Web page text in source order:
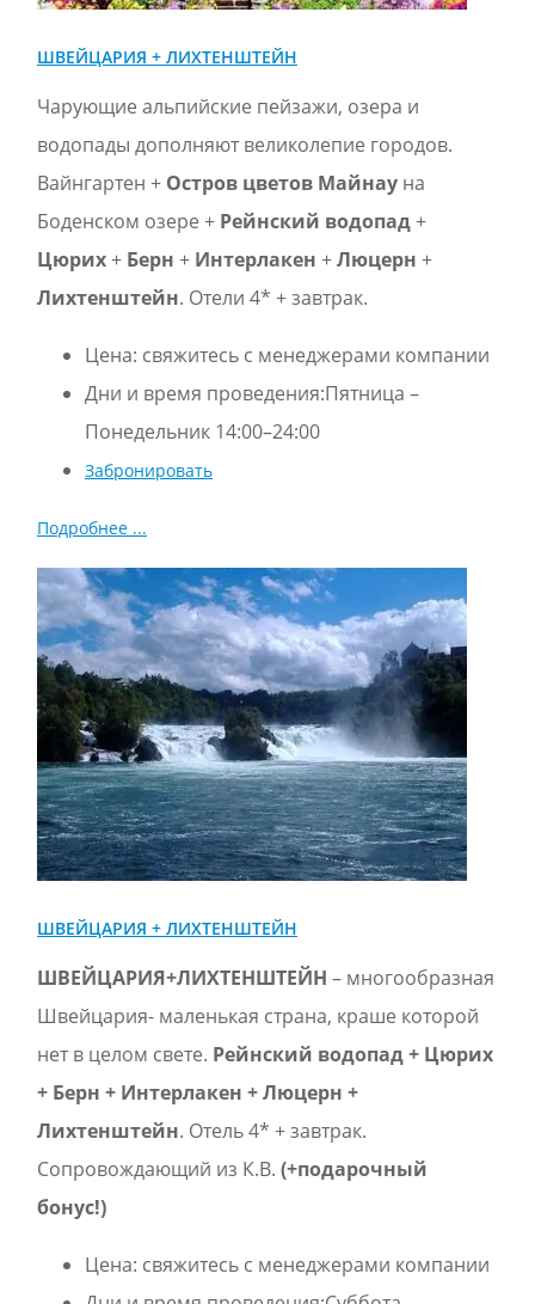
ШВЕЙЦАРИЯ + ЛИХТЕНШТЕЙН
Чарующие альпийские пейзажи, озера и
водопады дополняют великолепие городов.
Вайнгартен + Остров цветов Майнау на
Боденском озере + Рейнский водопад+
Цюрих+ Берн + Интерлакен +Люцерн +
Лихтенштейн. Отели 4* + завтрак.
Цена: свяжитесь с менеджерами компании
Дни и время проведения:Пятница –
Понедельник 14:00–24:00
Забронировать
Подробнее ...
ШВЕЙЦАРИЯ + ЛИХТЕНШТЕЙН
ШВЕЙЦАРИЯ+ЛИХТЕНШТЕЙН – многообразная
Швейцария- маленькая страна, краше которой
нет в целом свете. Рейнский водопад + Цюрих
+ Берн + Интерлакен + Люцерн +
Лихтенштейн. Отель 4* + завтрак.
Сопровождающий из К.В. (+подарочный
бонус!)
Цена: свяжитесь с менеджерами компании